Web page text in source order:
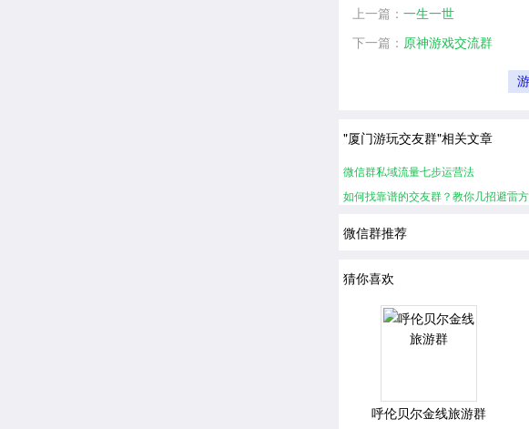
上一篇： 一生一世
下一篇： 原神游戏交流群
"厦门游玩交友群"相关文章
微信群私域流量七步运营法
如何找靠谱的交友群？教你几招避雷
微信群推荐
猜你喜欢
呼伦贝尔金线旅游群